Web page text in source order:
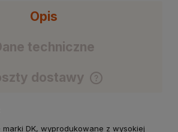
Opis
techniczne
dostawy
ewentualnych kosztów płatności
DK, wyprodukowane z wysokiej